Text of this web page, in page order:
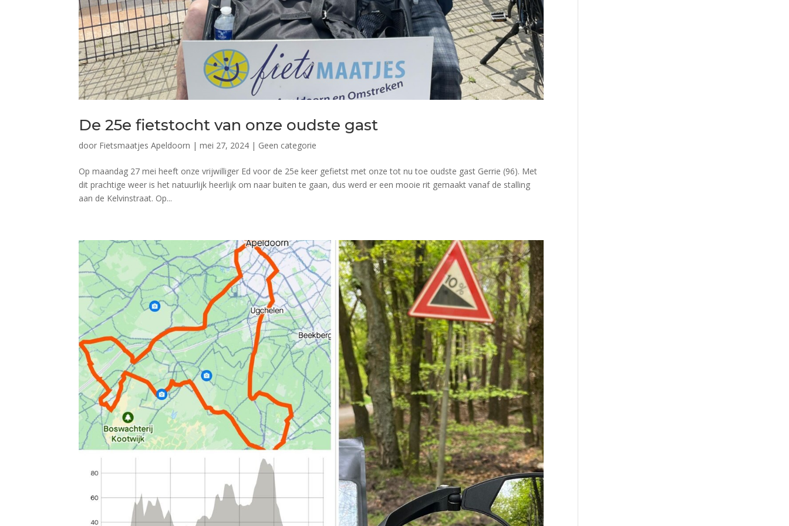
De 25e fietstocht van onze oudste gast
door Fietsmaatjes Apeldoorn |mei 27, 2024 | Geen categorie
Op maandag 27 mei heeft onze vrijwilliger Ed voor de 25e keer gefietst met onze tot nu toe oudste gast Gerrie (96). Met
dit prachtige weer is het natuurlijk heerlijk om naar buiten te gaan, dus werd er een mooie rit gemaakt vanaf de stalling
aan de Kelvinstraat. Op...